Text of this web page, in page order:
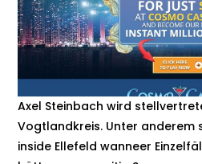
Axel Steinbach wird
Vogtlandkreis. Unter anderem
inside Ellefeld wanneer